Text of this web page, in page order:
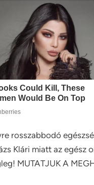
rosszabbodó
Klári miatt az egész
MUTATJUK A